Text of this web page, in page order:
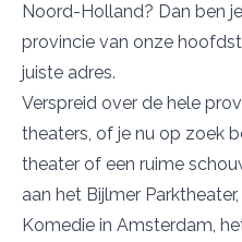
Noord-Holland? Dan ben
provincie van onze
juiste adres.
Verspreid over de hele
theaters, of je nu op zoek
theater of een ruime
aan het Bijlmer Parktheater,
Komedie in Amsterdam,